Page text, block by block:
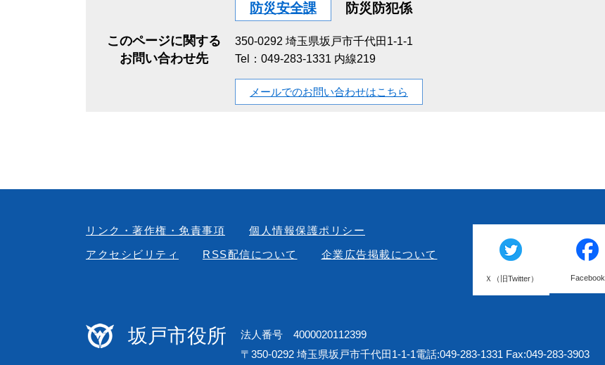
このページに関する
お問い合わせ先
防災安全課 防災防犯係
350-0292 埼玉県坂戸市千代田1-1-1
Tel：049-283-1331 内線219
メールでのお問い合わせはこちら
リンク・著作権・免責事項
個人情報保護ポリシー
アクセシビリティ
RSS配信について 企業広告掲載について
Ｘ（旧Twitter） Facebook
坂戸市役所
法人番号 4000020112399
〒350-0292 埼玉県坂戸市千代田1-1-1電話:049-283-1331 Fax:049-283-3903